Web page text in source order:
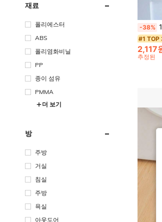
재료
폴리에스터
ABS
폴리염화비닐
PP
종이 섬유
PMMA
더 보기
방
주방
거실
침실
주방
욕실
아웃도어
-38% 1개
#1 TOP
2,117
추정된